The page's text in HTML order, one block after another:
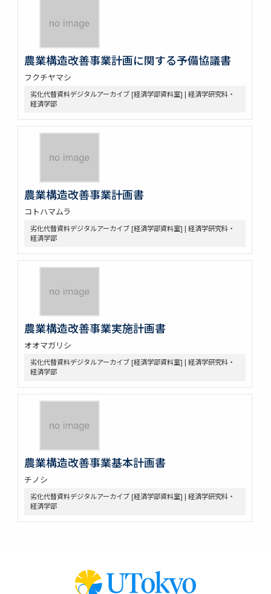
農業構造改善事業計画に関する予備協議書
フクチヤマシ
劣化代替資料デジタルアーカイブ [経済学部資料室] | 経済学研究科・
経済学部
農業構造改善事業計画書
コトハマムラ
劣化代替資料デジタルアーカイブ [経済学部資料室] | 経済学研究科・
経済学部
農業構造改善事業実施計画書
オオマガリシ
劣化代替資料デジタルアーカイブ [経済学部資料室] | 経済学研究科・
経済学部
農業構造改善事業基本計画書
チノシ
劣化代替資料デジタルアーカイブ [経済学部資料室] | 経済学研究科・
経済学部